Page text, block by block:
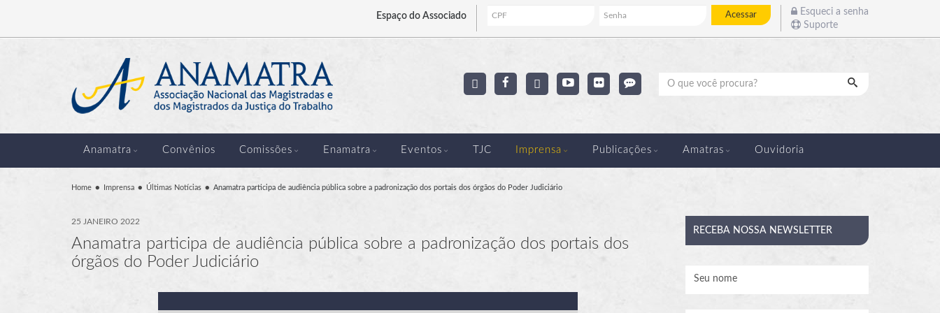
Espaço do Associado Acessar
Esqueci a senha
Suporte
Pesquisar
Anamatra Convênios Comissões Enamatra Eventos TJC Imprensa Publicações Amatras Ouvidoria
Home Imprensa Últimas Notícias Anamatra participa de audiência pública sobre a padronização dos portais dos órgãos do Poder Judiciário
25 JANEIRO 2022
Anamatra participa de audiência pública sobre a padronização dos portais dos
órgãos do Poder Judiciário
RECEBA NOSSA NEWSLETTER